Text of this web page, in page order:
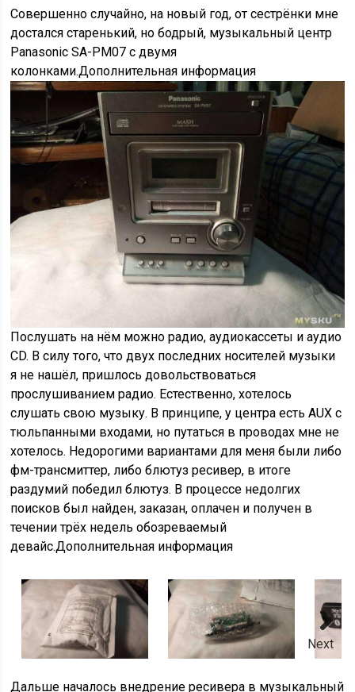
Совершенно случайно, на новый год, от сестрёнки мне
достался старенький, но бодрый, музыкальный центр
Panasonic SA-PM07 с двумя
колонками.Дополнительная информация
Послушать на нём можно радио, аудиокассеты и аудио
CD. В силу того, что двух последних носителей музыки
я не нашёл, пришлось довольствоваться
прослушиванием радио. Естественно, хотелось
слушать свою музыку. В принципе, у центра есть AUX с
тюльпанными входами, но путаться в проводах мне не
хотелось. Недорогими вариантами для меня были либо
фм-трансмиттер, либо блютуз ресивер, в итоге
раздумий победил блютуз. В процессе недолгих
поисков был найден, заказан, оплачен и получен в
течении трёх недель обозреваемый
девайс.Дополнительная информация
Next
Дальше началось внедрение ресивера в музыкальный